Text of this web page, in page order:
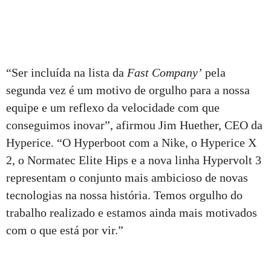
“Ser incluída na lista da Fast Company’ pela
segunda vez é um motivo de orgulho para a nossa
equipe e um reflexo da velocidade com que
conseguimos inovar”, afirmou Jim Huether, CEO da
Hyperice. “O Hyperboot com a Nike, o Hyperice X
2, o Normatec Elite Hips e a nova linha Hypervolt 3
representam o conjunto mais ambicioso de novas
tecnologias na nossa história. Temos orgulho do
trabalho realizado e estamos ainda mais motivados
com o que está por vir.”